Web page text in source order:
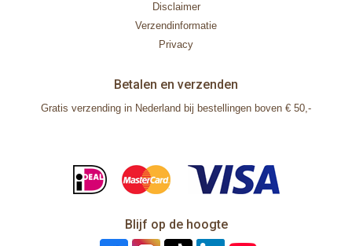
Disclaimer
Verzendinformatie
Privacy
Betalen en verzenden
Gratis verzending in Nederland bij bestellingen boven € 50,-
Blijf op de hoogte